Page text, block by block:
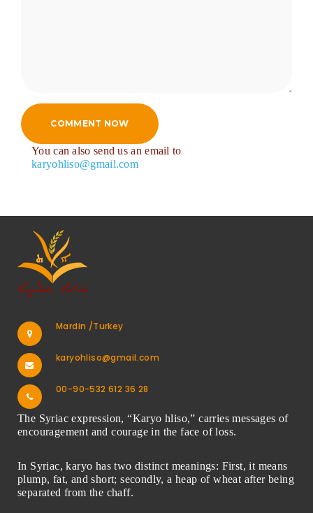
COMMENT NOW
You can also send us an email to
karyohliso@gmail.com
Mardin /Turkey
karyohliso@gmail.com
00-90-532 612 36 28
The Syriac expression, “Karyo hliso,” carries messages of
encouragement and courage in the face of loss.
In Syriac, karyo has two distinct meanings: First, it means
plump, fat, and short; secondly, a heap of wheat after being
separated from the chaff.